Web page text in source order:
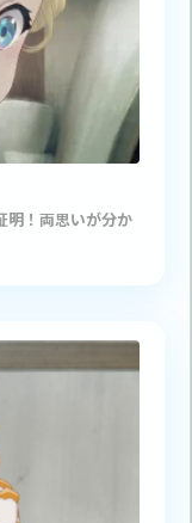
！両思いが分か